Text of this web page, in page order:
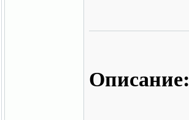
Описание: